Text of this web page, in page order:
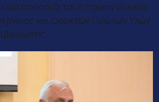
προορίζεται ο πρώην γενικός
και Ορυκτών Πρώτων Υλών